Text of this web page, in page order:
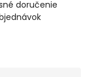
doručenie